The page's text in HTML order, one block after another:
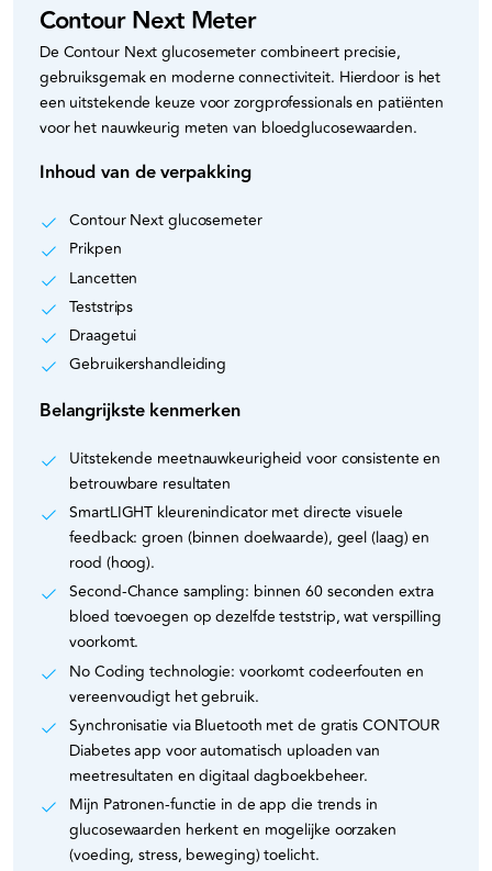
Contour Next Meter
De Contour Next glucosemeter combineert precisie,
gebruiksgemak en moderne connectiviteit. Hierdoor is het
een uitstekende keuze voor zorgprofessionals en patiënten
voor het nauwkeurig meten van bloedglucosewaarden.
Inhoud van de verpakking
Contour Next glucosemeter
Prikpen
Lancetten
Teststrips
Draagetui
Gebruikershandleiding
Belangrijkste kenmerken
Uitstekende meetnauwkeurigheid voor consistente en
betrouwbare resultaten
SmartLIGHT kleurenindicator met directe visuele
feedback: groen (binnen doelwaarde), geel (laag) en
rood (hoog).
Second-Chance sampling: binnen 60 seconden extra
bloed toevoegen op dezelfde teststrip, wat verspilling
voorkomt.
No Coding technologie: voorkomt codeerfouten en
vereenvoudigt het gebruik.
Synchronisatie via Bluetooth met de gratis CONTOUR
Diabetes app voor automatisch uploaden van
meetresultaten en digitaal dagboekbeheer.
Mijn Patronen-functie in de app die trends in
glucosewaarden herkent en mogelijke oorzaken
(voeding, stress, beweging) toelicht.